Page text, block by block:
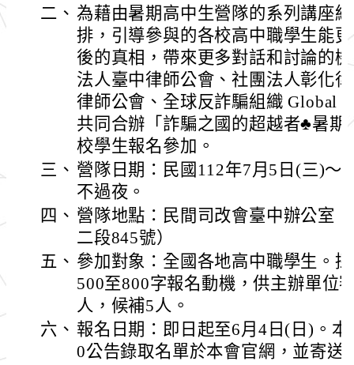
二、 為藉由暑期高中生營隊的系列講座
排，引導參與的各校高中職學生能
後的真相，帶來更多對話和討論的
法人臺中律師公會、社團法人彰化
律師公會、全球反詐騙組織 Global
共同合辦「詐騙之國的超越者♣暑期
校學生報名參加。
三、 營隊日期：民國112年7月5日(三)～
不過夜。
四、 營隊地點：民間司改會臺中辦公室
二段845號）
五、 參加對象：全國各地高中職學生。
500至800字報名動機，供主辦單位
人，候補5人。
六、 報名日期：即日起至6月4日(日)。
0公告錄取名單於本會官網，並寄送